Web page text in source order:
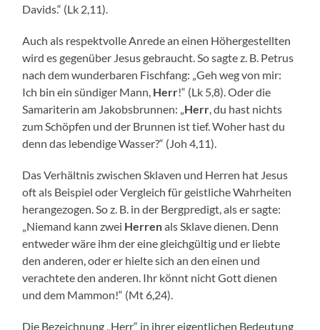
Davids.“ (Lk 2,11).
Auch als respektvolle Anrede an einen Höhergestellten
wird es gegenüber Jesus gebraucht. So sagte z. B. Petrus
nach dem wunderbaren Fischfang: „Geh weg von mir:
Ich bin ein sündiger Mann, Herr!“ (Lk 5,8). Oder die
Samariterin am Jakobsbrunnen: „Herr, du hast nichts
zum Schöpfen und der Brunnen ist tief. Woher hast du
denn das lebendige Wasser?“ (Joh 4,11).
Das Verhältnis zwischen Sklaven und Herren hat Jesus
oft als Beispiel oder Vergleich für geistliche Wahrheiten
herangezogen. So z. B. in der Bergpredigt, als er sagte:
„Niemand kann zwei Herrenals Sklave dienen. Denn
entweder wäre ihm der eine gleichgültig und er liebte
den anderen, oder er hielte sich an den einen und
verachtete den anderen. Ihr könnt nicht Gott dienen
und dem Mammon!“ (Mt 6,24).
Die Bezeichnung „Herr“ in ihrer eigentlichen Bedeutung